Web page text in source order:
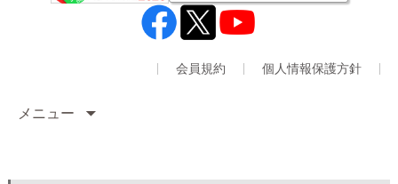
会員規約 個人情報保護方針
メニュー